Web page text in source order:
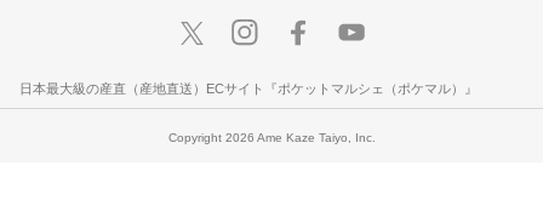
日本最大級の産直（産地直送）ECサイト『ポケットマルシェ（ポケマル）』
Copyright 2026 Ame Kaze Taiyo, Inc.